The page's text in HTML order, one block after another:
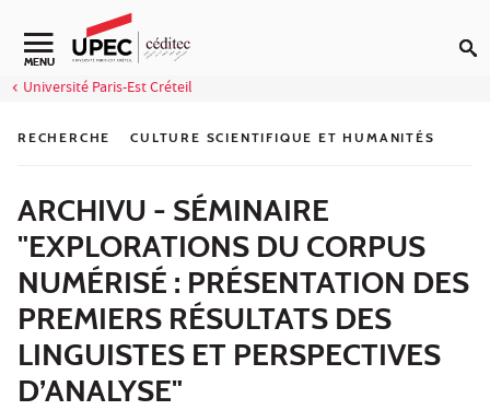
Aller au contenu
Navigation secondaire
MENU
Université Paris-Est Créteil
RECHERCHE CULTURE SCIENTIFIQUE ET HUMANITÉS
ARCHIVU - SÉMINAIRE
"EXPLORATIONS DU CORPUS
NUMÉRISÉ : PRÉSENTATION DES
PREMIERS RÉSULTATS DES
LINGUISTES ET PERSPECTIVES
D’ANALYSE"